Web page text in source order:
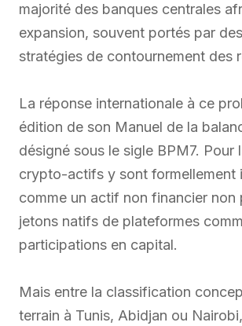
majorité des banques centrales
expansion, souvent portés par
stratégies de contournement des
La réponse internationale à ce
édition de son Manuel de la
désigné sous le sigle BPM7.
crypto-actifs y sont formellement
comme un actif non financier
jetons natifs de plateformes
participations en capital.
Mais entre la classification
terrain à Tunis, Abidjan ou